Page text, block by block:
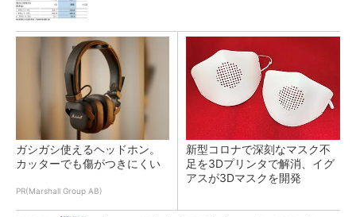
ガシガシ使えるヘッドホン。
カッターでも傷がつきにくい
PR(Marshall Group AB)
新型コロナで深刻なマスク不
足を3Dプリンタで解消、イグ
アスが3Dマスクを開発